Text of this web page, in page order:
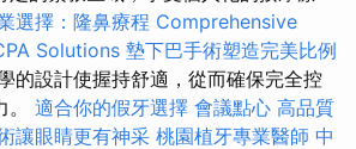
選擇：隆鼻療程 Comprehensive
Solutions 墊下巴手術塑造完美比例
的設計使握持舒適，從而確保完全控
。 適合你的假牙選擇 會議點心 高品質
讓眼睛更有神采 桃園植牙專業醫師 中